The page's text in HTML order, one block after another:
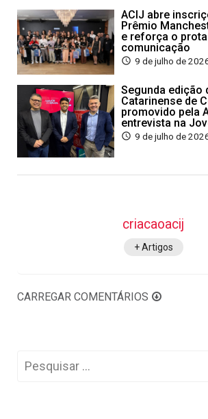
ACIJ abre
Prêmio
e reforça o
comunicação
9 de julho de
Segunda edição
Catarinense de
promovido pela
entrevista na
9 de julho de
criacaoacij
+ Artigos
CARREGAR COMENTÁRIOS